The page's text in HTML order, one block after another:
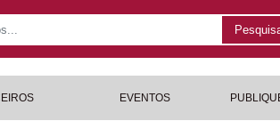
EVENTOS